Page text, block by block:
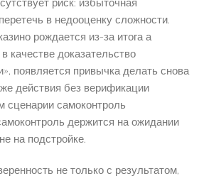
риск: избыточная
в недооценку сложности.
рождается из-за итога а
качестве доказательство
появляется привычка делать снова
действия без верификации
сценарии самоконтроль
держится на ожидании
на подстройке.
не только с результатом,